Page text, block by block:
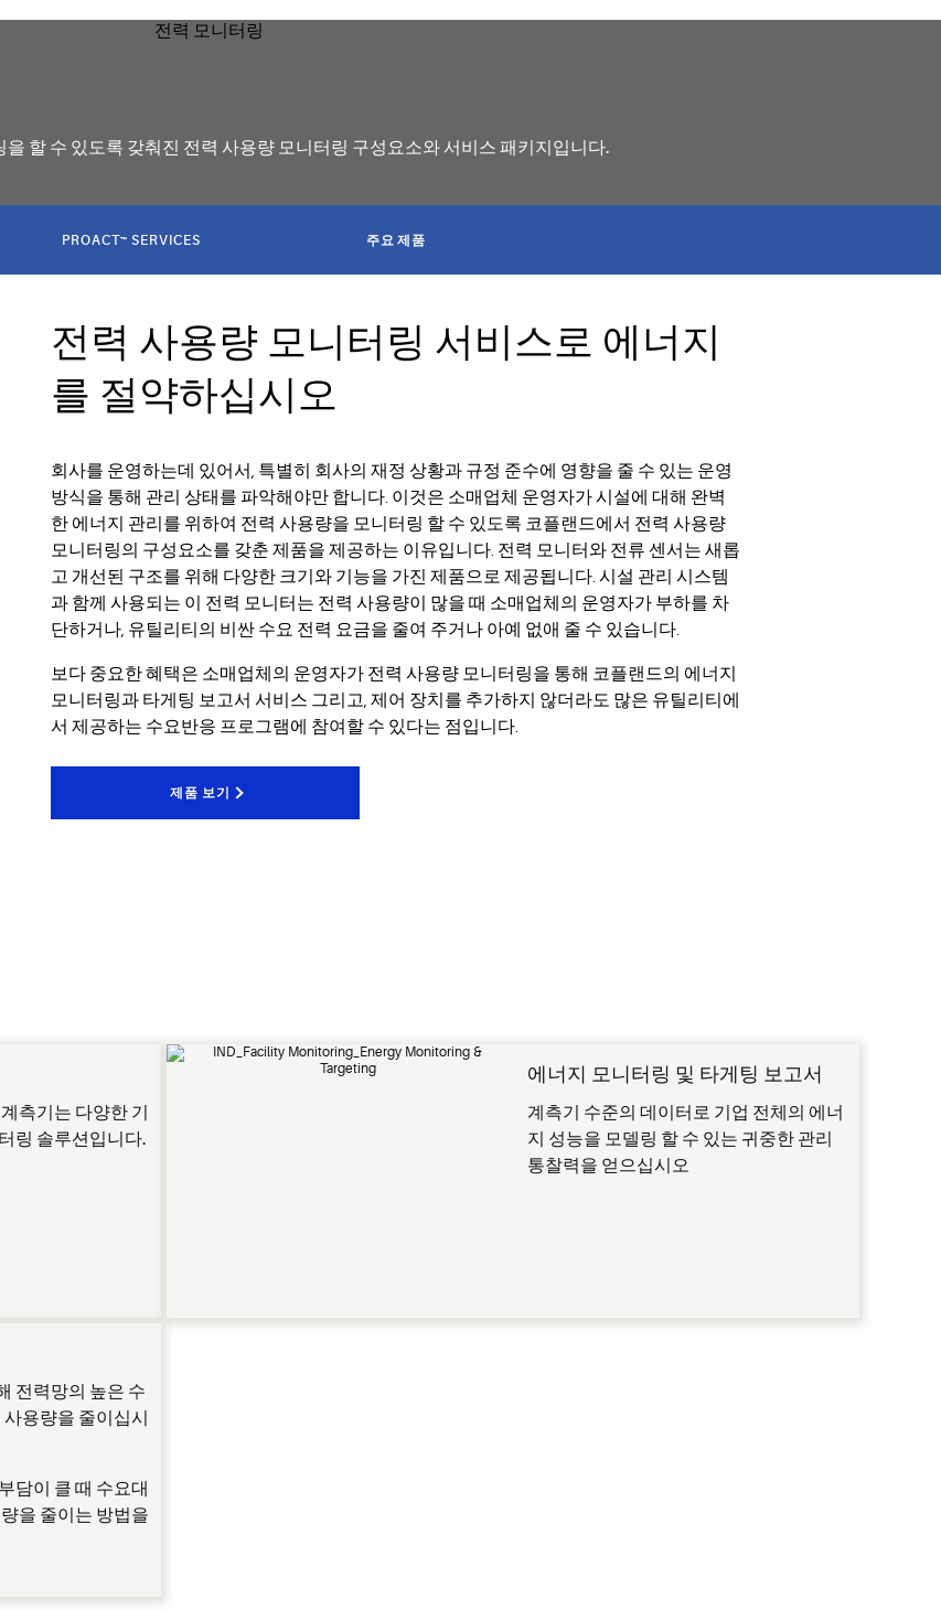
할 수 있도록 갖춰진 전력 사용량 모니터링 구성요소와 서비스 패키지입니다.
PROACT™ SERVICES 주요 제품
전력 사용량 모니터링 서비스로 에너지
를 절약하십시오
회사를 운영하는데 있어서, 특별히 회사의 재정 상황과 규정 준수에 영향을 줄 수 있는 운영
방식을 통해 관리 상태를 파악해야만 합니다. 이것은 소매업체 운영자가 시설에 대해 완벽
한 에너지 관리를 위하여 전력 사용량을 모니터링 할 수 있도록 코플랜드에서 전력 사용량
모니터링의 구성요소를 갖춘 제품을 제공하는 이유입니다. 전력 모니터와 전류 센서는 새롭
고 개선된 구조를 위해 다양한 크기와 기능을 가진 제품으로 제공됩니다. 시설 관리 시스템
과 함께 사용되는 이 전력 모니터는 전력 사용량이 많을 때 소매업체의 운영자가 부하를 차
단하거나, 유틸리티의 비싼 수요 전력 요금을 줄여 주거나 아예 없애 줄 수 있습니다.
보다 중요한 혜택은 소매업체의 운영자가 전력 사용량 모니터링을 통해 코플랜드의 에너지
모니터링과 타게팅 보고서 서비스 그리고, 제어 장치를 추가하지 않더라도 많은 유틸리티에
서 제공하는 수요반응 프로그램에 참여할 수 있다는 점입니다.
제품 보기
측기는 다양한 기
링 솔루션입니다.
에너지 모니터링 및 타게팅 보고서
계측기 수준의 데이터로 기업 전체의 에너
지 성능을 모델링 할 수 있는 귀중한 관리
통찰력을 얻으십시오
전력망의 높은 수
용량을 줄이십시
담이 클 때 수요대
을 줄이는 방법을